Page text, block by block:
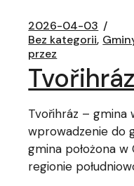
2026-04-03
Bez kategorii
przez
Tvořihráz
Tvořihráz – gmina
wprowadzenie do
gmina położona
regionie